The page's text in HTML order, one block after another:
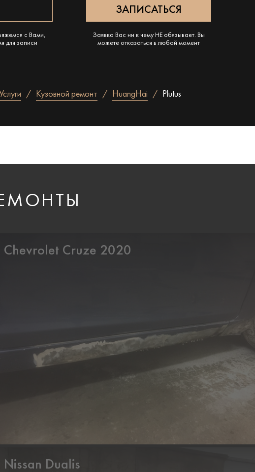
с Вами,
для записи
Заявка Вас ни к чему НЕ обязывает. Вы
можете отказаться в любой момент
Услуги Кузовной ремонт HuangHai Plutus
Chevrolet Cruze 2020
Nissan Dualis